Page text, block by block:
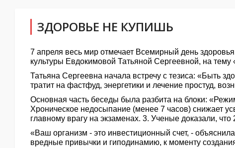
ЗДОРОВЬЕ НЕ КУПИШЬ
7 апреля весь мир отмечает Всемирный день
культуры Евдокимовой Татьяной Сергеевной, на
Татьяна Сергеевна начала встречу с тезиса: «Быть
тратит на фастфуд, энергетики и лечение простуд,
Основная часть беседы была разбита на блоки:
Хроническое недосыпание (менее 7 часов) снижает
главному врагу на экзаменах. 3. Ученые доказали,
«Ваш организм - это инвестиционный счет, -
вредные привычки и гиподинамию, к моменту